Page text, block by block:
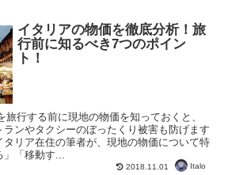
イタリアの物価を徹底分析！旅
行前に知るべき7つのポイン
ト！
行する前に現地の物価を知っておくと、
ンやタクシーのぼったくり被害も防げます
タリア在住の筆者が、現地の物価について特
「移動す...
2018.11.01 Italo